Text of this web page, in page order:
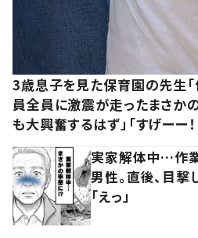
3歳息子を見た保育園の先生「
員全員に激震が走ったまさか
も大興奮するはず」「すげーー！
実家解体中…作
男性。直後、目
「えっ」